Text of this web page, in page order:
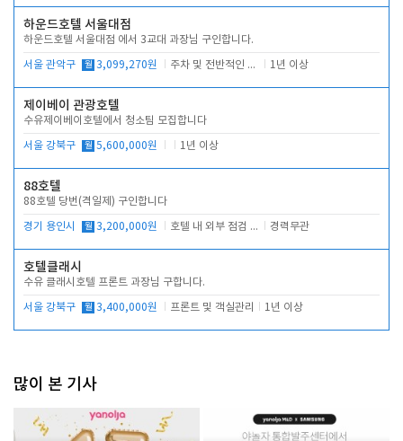
하운드호텔 서울대점
하운드호텔 서울대점 에서 3교대 과장님 구인합니다.
서울 관악구 월 3,099,270원 주차 및 전반적인 당번업무 1년 이상
제이베이 관광호텔
수유제이베이호텔에서 청소팀 모집합니다
서울 강북구 월 5,600,000원 1년 이상
88호텔
88호텔 당번(격일제) 구인합니다
경기 용인시 월 3,200,000원 호텔 내 외부 점검 및 프런트 운영 경력무관
호텔클래시
수유 클래시호텔 프론트 과장님 구합니다.
서울 강북구 월 3,400,000원 프론트 및 객실관리 1년 이상
많이 본 기사